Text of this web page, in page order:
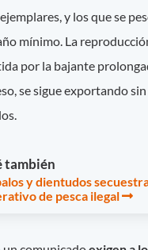
y los que se
mínimo. La
por la bajante
se sigue exportando
también
y dientudos
de pesca ilegal